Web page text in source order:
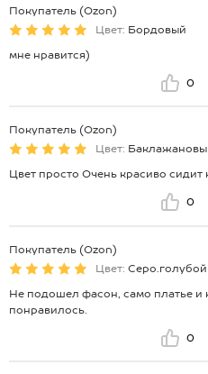
Покупатель (Ozon)
Цвет: Бордовый
мне нравится)
0
Покупатель (Ozon)
Цвет:
Цвет просто Очень красиво сидит
0
Покупатель (Ozon)
Цвет: Серо.голубой
Не подошел фасон, само платье и
понравилось.
0